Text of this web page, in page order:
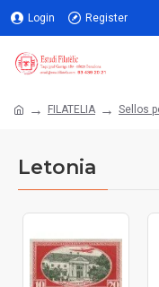
Login Register
FILATELIA Sellos
Letonia